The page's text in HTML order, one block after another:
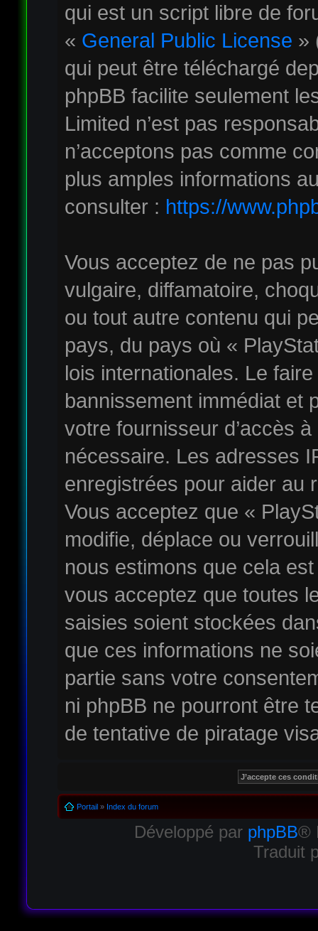
qui est un script libre de
« General Public License »
qui peut être téléchargé
phpBB facilite seulement
Limited n’est pas
n’acceptons pas comme
plus amples informations
consulter : https://
Vous acceptez de ne pas
vulgaire, diffamatoire,
ou tout autre contenu qui
pays, du pays où «
lois internationales. Le
bannissement immédiat et
votre fournisseur d’accès
nécessaire. Les adresses
enregistrées pour aider au
Vous acceptez que «
modifie, déplace ou
nous estimons que cela
vous acceptez que toutes
saisies soient stockées
que ces informations ne
partie sans votre
ni phpBB ne pourront être
de tentative de piratage
Portail» Index du forum
Développé par phpBB®
Traduit